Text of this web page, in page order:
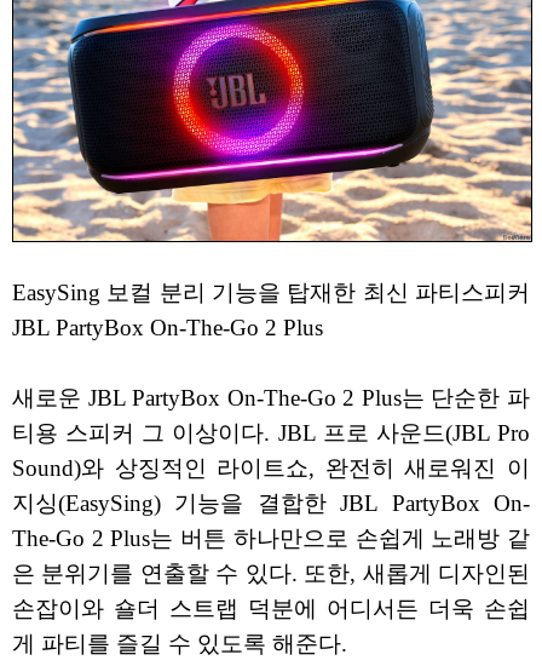
EasySing 보컬 분리 기능을 탑재한 최신 파티스피커
JBL PartyBox On-The-Go 2 Plus
새로운 JBL PartyBox On-The-Go 2 Plus는 단순한 파
티용 스피커 그 이상이다. JBL 프로 사운드(JBL Pro
Sound)와 상징적인 라이트쇼, 완전히 새로워진 이
지싱(EasySing) 기능을 결합한 JBL PartyBox On-
The-Go 2 Plus는 버튼 하나만으로 손쉽게 노래방 같
은 분위기를 연출할 수 있다. 또한, 새롭게 디자인된
손잡이와 숄더 스트랩 덕분에 어디서든 더욱 손쉽
게 파티를 즐길 수 있도록 해준다.